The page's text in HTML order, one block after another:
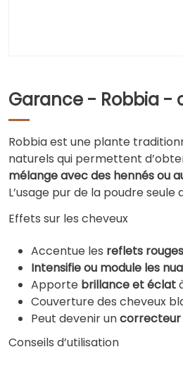
Garance - Robbia -
Robbia est une plante
naturels qui permettent
mélange avec des hennés ou
L’usage pur de la poudre
Effets sur les cheveux
Accentue les reflets
Intensifie ou module les
Apporte brillance et éclat
Couverture des cheveux
Peut devenir uncorrecteur
Conseils d’utilisation